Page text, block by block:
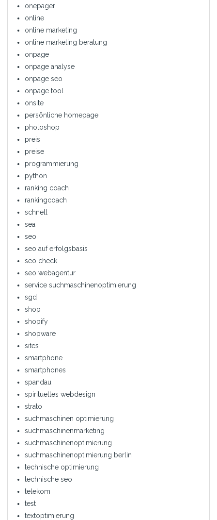
onepager
online
online marketing
online marketing beratung
onpage
onpage analyse
onpage seo
onpage tool
onsite
persönliche homepage
photoshop
preis
preise
programmierung
python
ranking coach
rankingcoach
schnell
sea
seo
seo auf erfolgsbasis
seo check
seo webagentur
service suchmaschinenoptimierung
sgd
shop
shopify
shopware
sites
smartphone
smartphones
spandau
spirituelles webdesign
strato
suchmaschinen optimierung
suchmaschinenmarketing
suchmaschinenoptimierung
suchmaschinenoptimierung berlin
technische optimierung
technische seo
telekom
test
textoptimierung